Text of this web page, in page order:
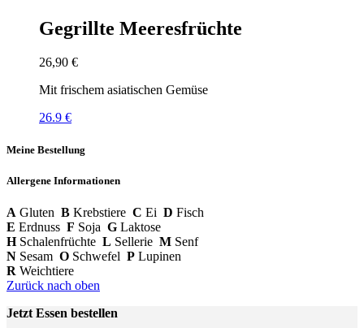
Gegrillte Meeresfrüchte
26,90 €
Mit frischem asiatischen Gemüse
26.9 €
Meine Bestellung
Allergene Informationen
A Gluten B Krebstiere C Ei D Fisch
E Erdnuss F Soja G Laktose
HSchalenfrüchte L Sellerie M Senf
N Sesam O Schwefel P Lupinen
R Weichtiere
Zurück nach oben
Jetzt Essen bestellen